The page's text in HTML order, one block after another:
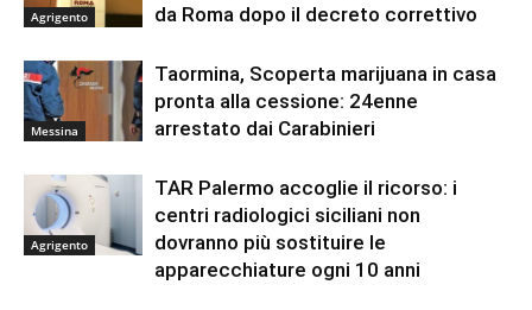
Agrigento
da Roma dopo il decreto correttivo
Messina
Taormina, Scoperta marijuana in casa
pronta alla cessione: 24enne
arrestato dai Carabinieri
Agrigento
TAR Palermo accoglie il ricorso: i
centri radiologici siciliani non
dovranno più sostituire le
apparecchiature ogni 10 anni